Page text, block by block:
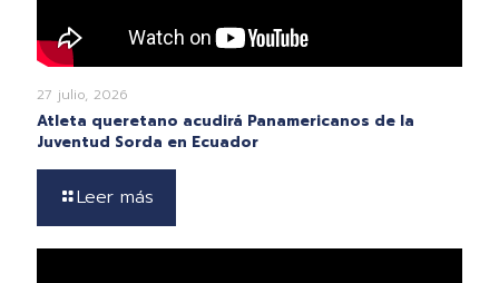
27 julio, 2026
Atleta queretano acudirá Panamericanos de la
Juventud Sorda en Ecuador
Leer más